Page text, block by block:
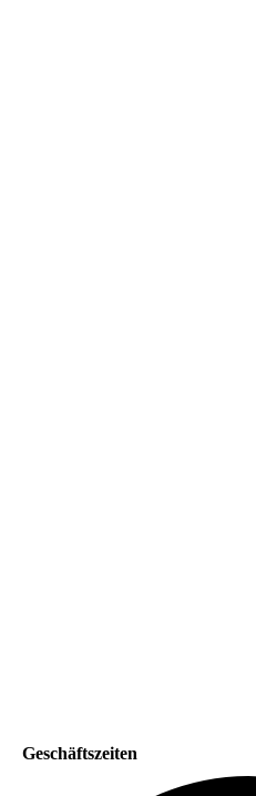
Geschäftszeiten